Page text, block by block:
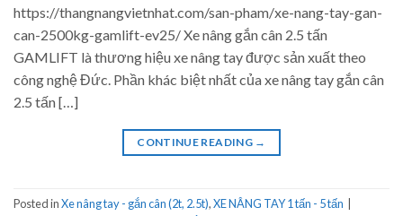
https://thangnangvietnhat.com/san-pham/xe-nang-tay-gan-
can-2500kg-gamlift-ev25/ Xe nâng gắn cân 2.5 tấn
GAMLIFT là thương hiệu xe nâng tay được sản xuất theo
công nghệ Đức. Phần khác biệt nhất của xe nâng tay gắn cân
2.5 tấn […]
CONTINUE READING →
Posted inXe nâng tay - gắn cân (2t, 2.5t),XE NÂNG TAY 1 tấn - 5 tấn